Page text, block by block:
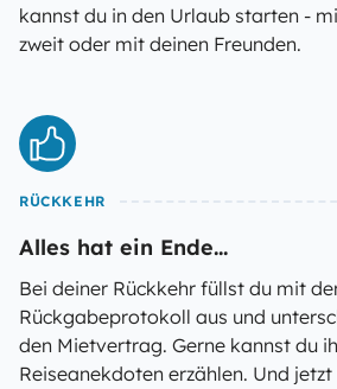
kannst du in den Urlaub starten -
zweit oder mit deinen Freunden.
RÜCKKEHR
Alles hat ein Ende...
Bei deiner Rückkehr füllst du mit
Rückgabeprotokoll aus und
den Mietvertrag. Gerne kannst du
Reiseanekdoten erzählen. Und